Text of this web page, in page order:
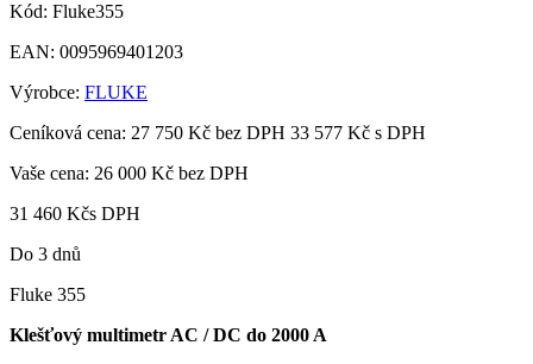
Kód: Fluke355
EAN: 0095969401203
Výrobce: FLUKE
Ceníková cena: 27 750 Kč bez DPH 33 577 Kč s DPH
Vaše cena: 26 000 Kč bez DPH
31 460 Kčs DPH
Do 3 dnů
Fluke 355
Klešťový multimetr AC / DC do 2000 A